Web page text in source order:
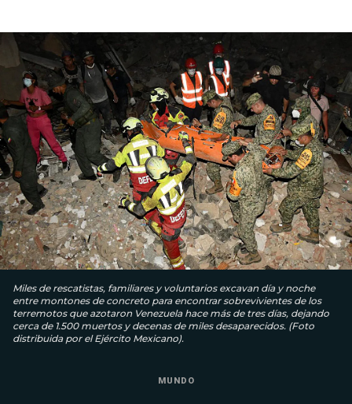
Miles de rescatistas, familiares y voluntarios excavan día y noche
entre montones de concreto para encontrar sobrevivientes de los
terremotos que azotaron Venezuela hace más de tres días, dejando
cerca de 1.500 muertos y decenas de miles desaparecidos. (Foto
distribuida por el Ejército Mexicano).
MUNDO